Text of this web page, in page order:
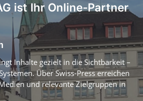
ist Ihr Online-Partner
Inhalte gezielt in die Sichtbarkeit –
Über Swiss-Press erreichen
und relevante Zielgruppen in